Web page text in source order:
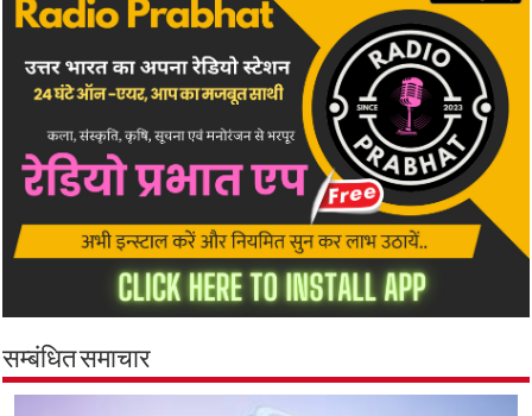
सम्बंधित समाचार